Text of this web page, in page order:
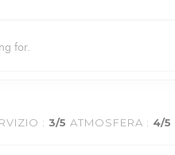
for.
: 3/5 ATMOSFERA : 4/5